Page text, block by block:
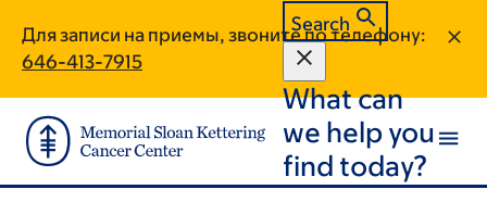
main
content
footer
Для записи на приемы, звоните по телефону:
646-413-7915
Search
What can
we help you
find today?